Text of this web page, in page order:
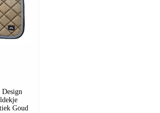
Design
Goud